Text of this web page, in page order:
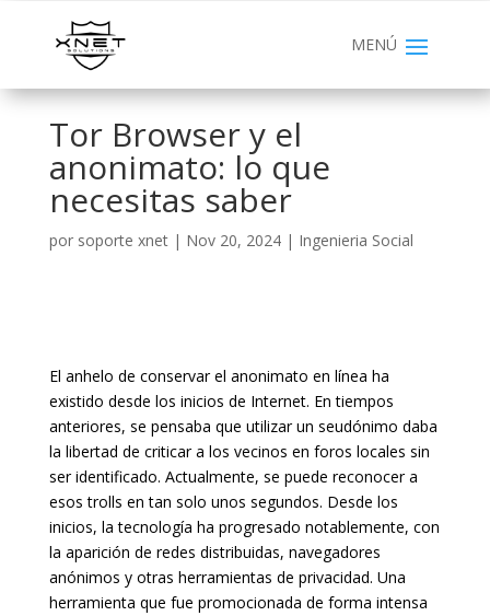
Tor Browser y el
anonimato: lo que
necesitas saber
por soporte xnet| Nov 20, 2024| Ingenieria Social
El anhelo de conservar el anonimato en línea ha
existido desde los inicios de Internet. En tiempos
anteriores, se pensaba que utilizar un seudónimo daba
la libertad de criticar a los vecinos en foros locales sin
ser identificado. Actualmente, se puede reconocer a
esos trolls en tan solo unos segundos. Desde los
inicios, la tecnología ha progresado notablemente, con
la aparición de redes distribuidas, navegadores
anónimos y otras herramientas de privacidad. Una
herramienta que fue promocionada de forma intensa